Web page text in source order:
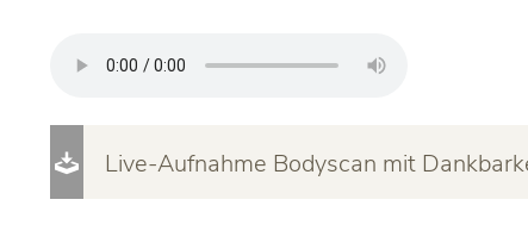
Live-Aufnahme Bodyscan mit